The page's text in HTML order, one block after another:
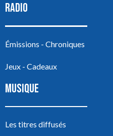
RADIO
Émissions - Chroniques
Jeux - Cadeaux
MUSIQUE
Les titres diffusés